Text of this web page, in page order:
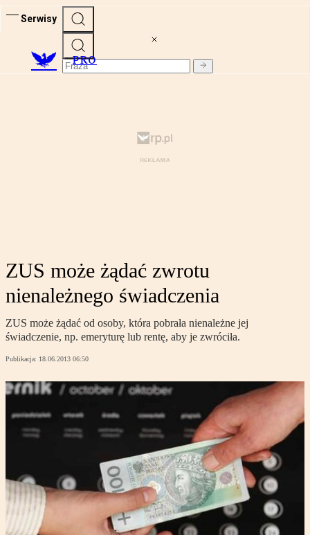
Serwisy
PRO
ZUS może żądać zwrotu
nienależnego świadczenia
ZUS może żądać od osoby, która pobrała nienależne jej
świadczenie, np. emeryturę lub rentę, aby je zwróciła.
Publikacja: 18.06.2013 06:50